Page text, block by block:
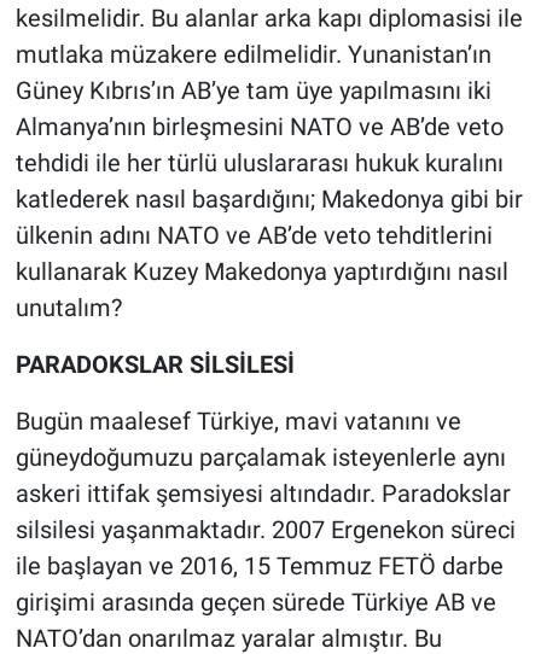
kesilmelidir. Bu alanlar arka kapı diplomasisi ile
mutlaka müzakere edilmelidir. Yunanistan’ın
Güney Kıbrıs’ın AB’ye tam üye yapılmasını iki
Almanya’nın birleşmesini NATO ve AB’de veto
tehdidi ile her türlü uluslararası hukuk kuralını
katlederek nasıl başardığını; Makedonya gibi bir
ülkenin adını NATO ve AB’de veto tehditlerini
kullanarak Kuzey Makedonya yaptırdığını nasıl
unutalım?
PARADOKSLAR SİLSİLESİ
Bugün maalesef Türkiye, mavi vatanını ve
güneydoğumuzu parçalamak isteyenlerle aynı
askeri ittifak şemsiyesi altındadır. Paradokslar
silsilesi yaşanmaktadır. 2007 Ergenekon süreci
ile başlayan ve 2016, 15 Temmuz FETÖ darbe
girişimi arasında geçen sürede Türkiye AB ve
NATO’dan onarılmaz yaralar almıştır. Bu